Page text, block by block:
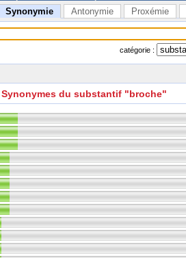
Synonymie Antonymie Proxémie
catégorie :
Synonymes du substantif "broche"